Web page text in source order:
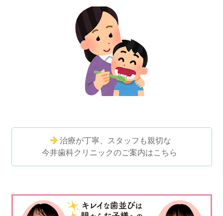
治療が丁寧、スタッフも親切な
今井歯科クリニックのご案内はこちら